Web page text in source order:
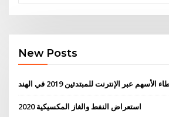
New Posts
عبر الإنترنت للمبتدئين 2019 في الهند
استعراض النفط والغاز المكسيكية 2020